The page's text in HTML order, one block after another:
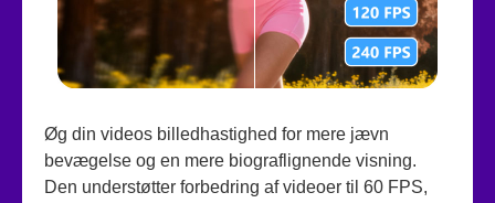
Øg din videos billedhastighed for mere jævn
bevægelse og en mere biograflignende visning.
Den understøtter forbedring af videoer til 60 FPS,